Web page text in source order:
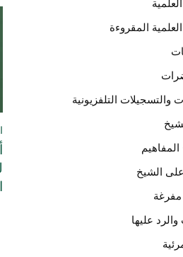
العلمية المقروءة
والتسجيلات التلفزيونية
الشيخ
عليها